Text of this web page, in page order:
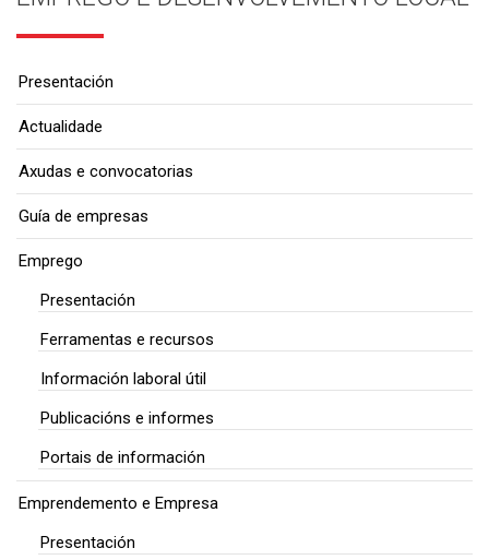
Presentación
Actualidade
Axudas e convocatorias
Guía de empresas
Emprego
Presentación
Ferramentas e recursos
Información laboral útil
Publicacións e informes
Portais de información
Emprendemento e Empresa
Presentación